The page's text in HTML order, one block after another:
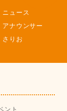
ニュース
アナウンサー
さりお
ント